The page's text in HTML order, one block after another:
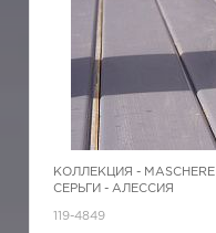
КОЛЛЕКЦИЯ - MASCHERE
СЕРЬГИ - АЛЕССИЯ
119-4849